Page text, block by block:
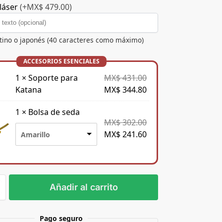
(+MX$ 479.00)
o japonés (40 caracteres como máximo)
1 ×Soporte para
Katana
MX$431.00
MX$344.80
1 × Bolsa de seda
Amarillo
MX$302.00
MX$241.60
Añadir al carrito
Pago seguro